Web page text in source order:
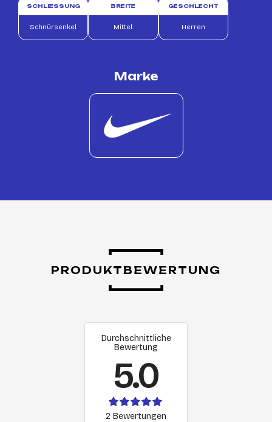
SCHLIESSUNG
Schnürsenkel
BREITE
Mittel
GESCHLECHT
Herren
Marke
PRODUKTBEWERTUNG
Durchschnittliche
Bewertung
5.0
2 Bewertungen